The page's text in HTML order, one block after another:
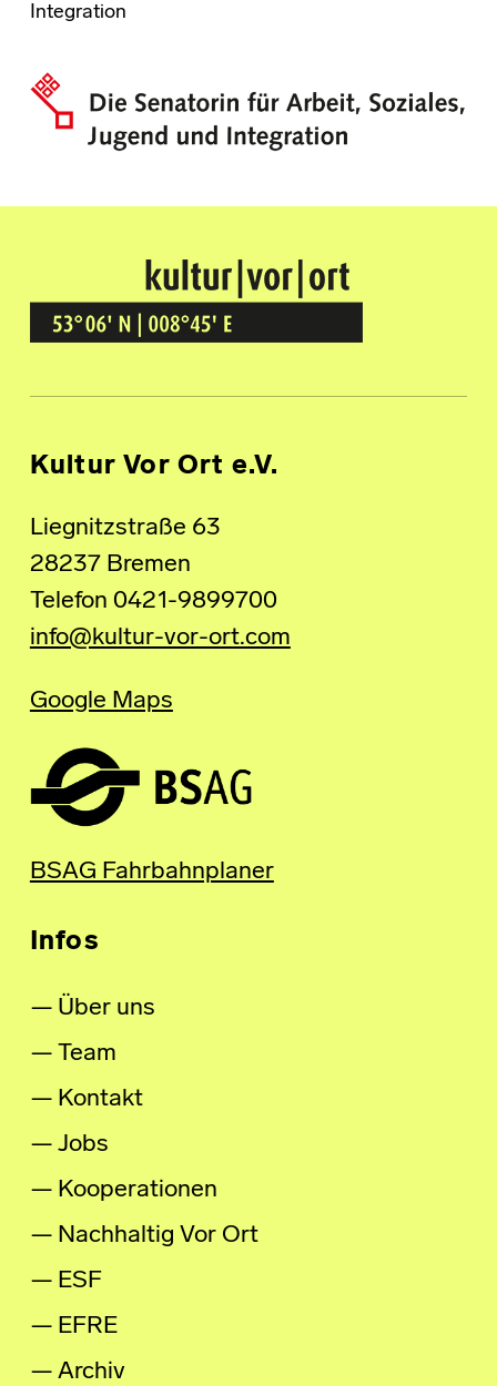
Integration
Kultur Vor Ort
BREMEN GRÖPELINGEN
Kultur Vor Ort e.V.
Liegnitzstraße 63
28237 Bremen
Telefon 0421-9899700
info@kultur-vor-ort.com
Google Maps
BSAG Fahrbahnplaner
Infos
Über uns
Team
Kontakt
Jobs
Kooperationen
Nachhaltig Vor Ort
ESF
EFRE
Archiv